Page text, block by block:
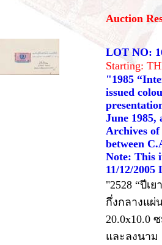
Auction
LOT NO:
Starting:
"1985
issued
June
Archives of
between
Note: This
11/12/
"2528 “ปีเ
กึ่งกลางแผ่
20.0x10.0
และลงนาม